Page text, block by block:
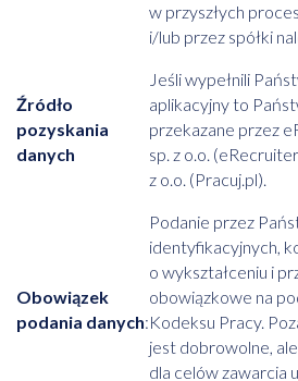
w przyszłych
i/lub przez spółki
Źródło
pozyskania
danych
Jeśli wypełnili
aplikacyjny to
przekazane przez
sp. z o.o.
z o.o. (Pracuj.pl).
Obowiązek
podania danych:
Podanie przez
identyfikacyjnych,
o wykształceniu i
obowiązkowe na
Kodeksu Pracy.
jest dobrowolne,
dla celów zawarcia